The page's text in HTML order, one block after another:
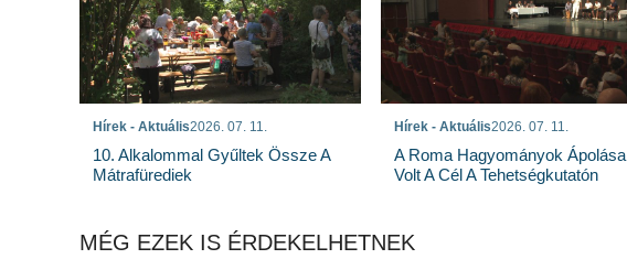
Hírek - Aktuális2026. 07. 11.
10. Alkalommal Gyűltek Össze A
Mátrafürediek
Hírek - Aktuális2026. 07. 11.
A Roma Hagyományok Ápolása
Volt A Cél A Tehetségkutatón
MÉG EZEK IS ÉRDEKELHETNEK